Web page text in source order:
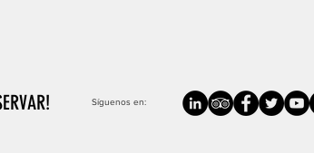
Síguenos en: